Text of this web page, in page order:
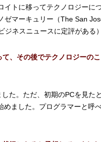
トに移ってテクノロジーに
マーキュリー（The San
ネスニュースに定評がある
、その後でテクノロジーの
た。ただ、初期のPCを見た
ました。プログラマーと呼